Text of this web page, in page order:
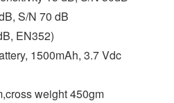
S/N 70 dB
EN352)
1500mAh, 3.7 Vdc
weight 450gm